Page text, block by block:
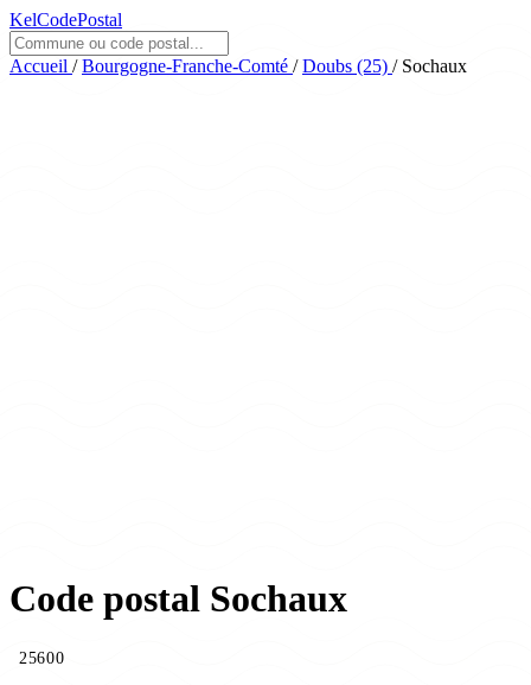
KelCodePostal
Accueil / Bourgogne-Franche-Comté / Doubs (25) / Sochaux
Code postal Sochaux
25600